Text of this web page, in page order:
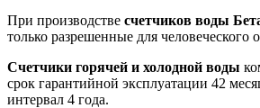
При производстве счетчиков воды
только разрешенные для человеческого
Счетчики горячей и холодной воды
срок гарантийной эксплуатации 42
интервал 4 года.